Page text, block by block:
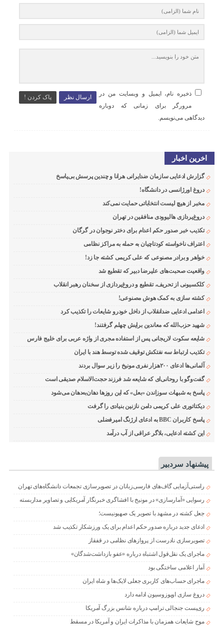
ارسال نظر پاک کردن !
ذخیره نام، ایمیل و وبسایت من در
مرورگر برای زمانی که دوباره
دیدگاهی می‌نویسم.
اخرین اخبار
گزارش ادعایی سازمان ضدایرانی هرانا و چندین پرسش بی‌پاسخ
دروغ اورژانسی در دانشگاه!
مخبر از هیچ لیست انتخاباتی حمایت نمی‌کند
دروغ‌پردازی هالیوودی منافقین در تهران
تکذیب خبر صدور حکم اعدام برای دختر نوجوان در گرگان
اعتراف ناخواسته کودتاچیان به حمله به مراکز نظامی
خواهر و برادر مصنوعی که علی کریمی کشته جا زد!
واقعیت صحبت‌های علیرضا دبیر که تقطیع شد
کلکسیونی از تحریف، تقطیع و دروغ‌پردازی از سخنان رهبر انقلاب
کشته سازی به کمک هوش مصنوعی!
اعدامی ادعایی ضدانقلاب از داخل خودرو شایعات را تکذیب کرد
شهید حزب‌الله که معاندین برایش چهلم گرفتند!
شایعه سکوت لاریجانی پس از استفاده مجری از واژه عربی برای خلیج فارس
تکذیب ارتباط سه نفتکش توقیف شده توسط هند با ایران
آلمانی‌ها ادعای ۲۰۰هزار نفری مونیخ را زیر سوال بردند
گفت‌وگو با روحانی‌ای که شایعه شد فرزند حجت‌الاسلام صدیقی است
پاسخ به شبهات سوزاندن «بعل» که این روزها دهان‌به‌دهان می‌شود
دیکتاتوری علی کریمی دامن نازنین بنیادی را گرفت
پاسخ کاربران BBC به ادعای ارژنگ امیرفضلی
این کشته ادعایی، بلاگر عراقی از آب درآمد
پیشنهاد سردبیر
راستی‌آزمایی گاف‌های فارسی‌زبانان در تصویرسازی تجمعات دانشگاه‌های تهران
رسوایی «آمارسازی» در مونیخ با افشاگری خبرنگار آمریکایی و تصاویر مداربسته
جعل کشته در مشهد با تصویر یک صهیونیست؛
ادعای جدید درباره صدور حکم اعدام برای یک ورزشکار تکذیب شد
تصویرسازی نادرست از پروازهای نظامی در قفقاز
ماجرای یک نقل‌قول اشتباه درباره «عفو بازداشت‌شدگان»
آمار اعلامی ساختگی بود
ماجرای حساب‌های کاربری جعلی لایک‌ها و شاه ایران
دروغ سازی اوپوزوسیون ادامه دارد
ری‌پست جنجالی ترامپ درباره شانس بزرگ آمریکا
موج شایعات همزمان با مذاکرات ایران و آمریکا در مسقط